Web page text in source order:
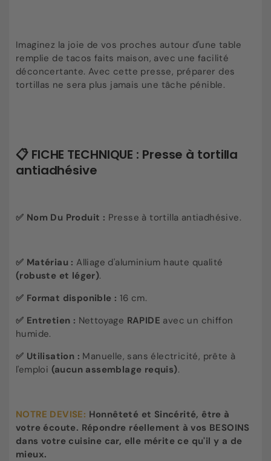
Imaginez la joie de vos proches autour d'une table
remplie de tacos faits maison, avec une facilité
déconcertante. Avec cette presse, préparer des
tortillas ne sera plus jamais une tâche pénible.
📋 FICHE TECHNIQUE : Presse à tortilla
antiadhésive
✅ Nom Du Produit : Presse à tortilla antiadhésive.
✅ Matériau : Alliage d'aluminium haute qualité
(robuste et léger).
✅ Format disponible : 16 cm.
✅ Entretien : Nettoyage RAPIDE avec un chiffon
humide.
✅ Utilisation : Manuelle, sans électricité, prête à
l'emploi (aucun assemblage requis).
NOTRE DEVISE: Honnêteté et Sincérité, être à
votre écoute. Répondre réellement à vos BESOINS
dans votre cuisine car, elle mérite ce qu'il y a de
mieux.